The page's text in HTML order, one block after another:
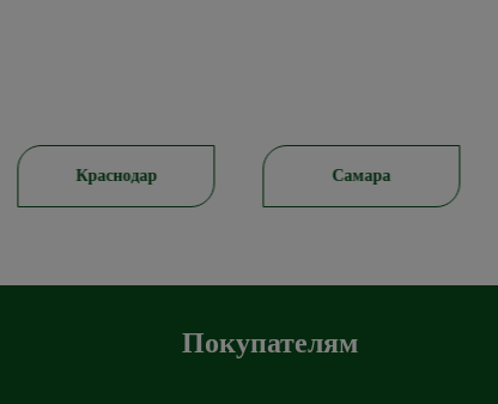
Краснодар Самара
Покупателям